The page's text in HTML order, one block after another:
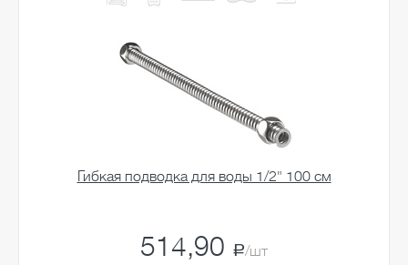
Гибкая подводка для воды 1/2" 100 см
514,90 a/шт